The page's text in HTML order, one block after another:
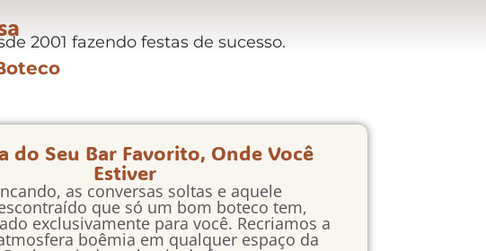
2001 fazendo festas de sucesso.
do Seu Bar Favorito, Onde Você
Estiver
as conversas soltas e aquele
que só um bom boteco tem,
exclusivamente para você. Recriamos a
boêmia em qualquer espaço da